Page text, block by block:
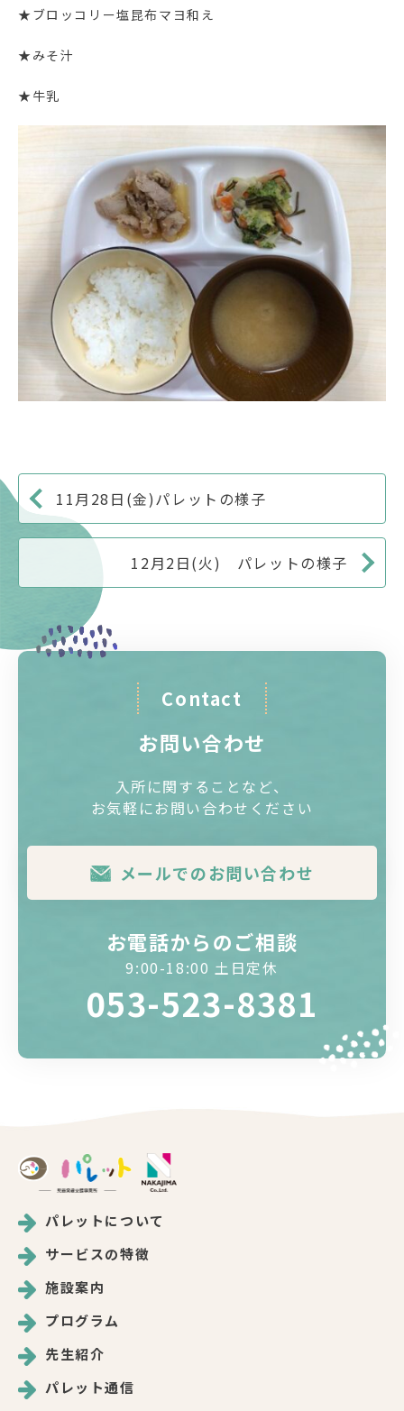
★ブロッコリー塩昆布マヨ和え
★みそ汁
★牛乳
11月28日(金)パレットの様子
12月2日(火) パレットの様子
Contact
お問い合わせ
入所に関することなど、
お気軽にお問い合わせください
メールでのお問い合わせ
お電話からのご相談
9:00-18:00 土日定休
053-523-8381
パレットについて
サービスの特徴
施設案内
プログラム
先生紹介
パレット通信